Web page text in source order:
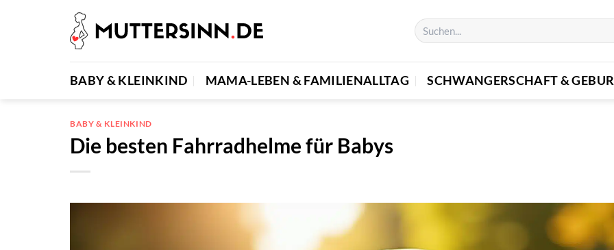
BABY & KLEINKIND MAMA-LEBEN & FAMILIENALLTAG SCHWANGERSCHAFT &
BABY & KLEINKIND
Die besten Fahrradhelme für Babys